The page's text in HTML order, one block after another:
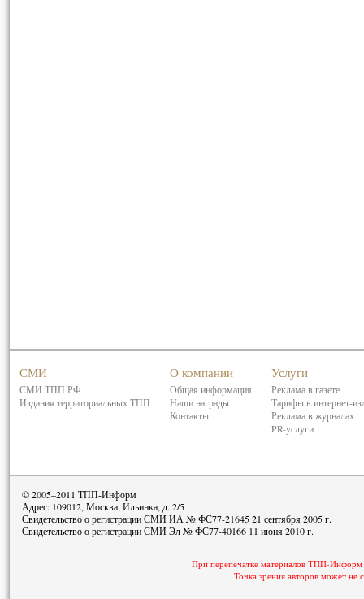
СМИ
СМИ ТПП РФ
Издания территориальных ТПП
О компании
Общая информация
Наши награды
Контакты
Услуги
Реклама в газете
Тарифы в интернет-
Реклама в журналах
PR-услуги
© 2005–2011 ТПП-Информ
Адрес: 109012, Москва, Ильинка, д. 2/5
Свидетельство о регистрации СМИ ИА № ФС77-21645 21 сентября 2005 г.
Свидетельство о регистрации СМИ Эл № ФС77-40166 11 июня 2010 г.
При перепечатке материалов ТПП-Информ
Точка зрения авторов может не